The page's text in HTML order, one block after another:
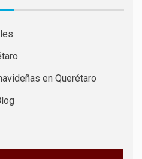
en Querétaro